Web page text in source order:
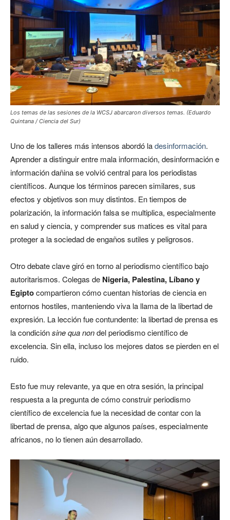
Los temas de las sesiones de la WCSJ abarcaron diversos temas. (Eduardo
Quintana / Ciencia del Sur)
Uno de los talleres más intensos abordó ladesinformación.
Aprender a distinguir entre mala información, desinformación e
información dañina se volvió central para los periodistas
científicos. Aunque los términos parecen similares, sus
efectos y objetivos son muy distintos. En tiempos de
polarización, la información falsa se multiplica, especialmente
en salud y ciencia, y comprender sus matices es vital para
proteger a la sociedad de engaños sutiles y peligrosos.
Otro debate clave giró en torno al periodismo científico bajo
autoritarismos. Colegas de Nigeria, Palestina, Líbano y
Egiptocompartieron cómo cuentan historias de ciencia en
entornos hostiles, manteniendo viva la llama de la libertad de
expresión. La lección fue contundente: la libertad de prensa es
la condiciónsine qua nondel periodismo científico de
excelencia. Sin ella, incluso los mejores datos se pierden en el
ruido.
Esto fue muy relevante, ya que en otra sesión, la principal
respuesta a la pregunta de cómo construir periodismo
científico de excelencia fue la necesidad de contar con la
libertad de prensa, algo que algunos países, especialmente
africanos, no lo tienen aún desarrollado.